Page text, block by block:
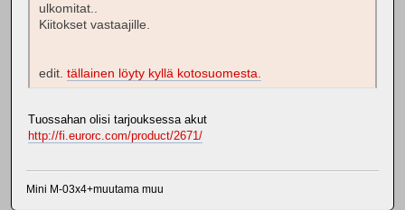
ulkomitat..
Kiitokset vastaajille.
edit. tällainen löyty kyllä kotosuomesta.
Tuossahan olisi tarjouksessa akut
http://fi.eurorc.com/product/2671/
Mini M-03x4+muutama muu